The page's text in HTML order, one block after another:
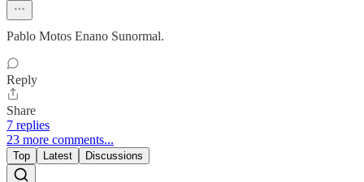
Pablo Motos Enano Sunormal.
Reply
Share
7 replies
23 more comments...
Top Latest Discussions